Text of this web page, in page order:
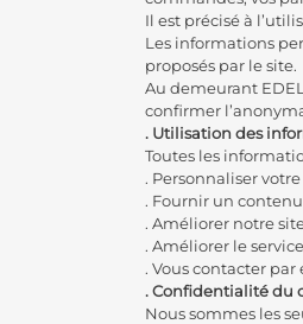
Il est précisé à
Les informations
proposés par le site.
Au demeurant
confirmer
. Utilisation des
Toutes les
. Personnaliser
. Fournir un
. Améliorer notre
. Améliorer le
. Vous contacter par
. Confidentialité du
Nous sommes les